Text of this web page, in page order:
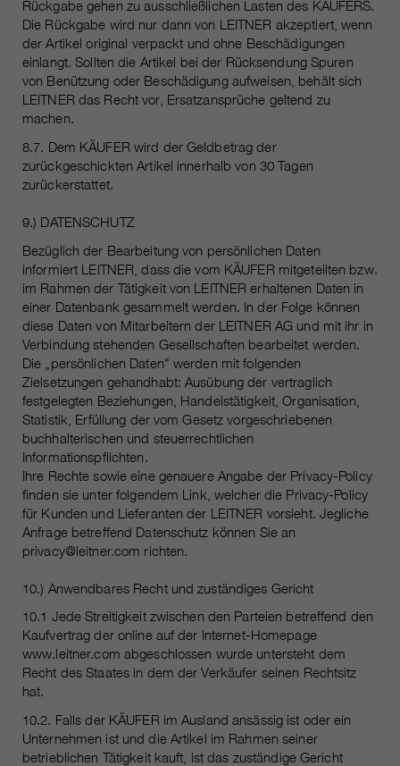
Rückgabe gehen zu ausschließlichen Lasten des KÄUFERS.
Die Rückgabe wird nur dann von LEITNER akzeptiert, wenn
der Artikel original verpackt und ohne Beschädigungen
einlangt. Sollten die Artikel bei der Rücksendung Spuren
von Benützung oder Beschädigung aufweisen, behält sich
LEITNER das Recht vor, Ersatzansprüche geltend zu
machen.
8.7. Dem KÄUFER wird der Geldbetrag der
zurückgeschickten Artikel innerhalb von 30 Tagen
zurückerstattet.
9.) DATENSCHUTZ
Bezüglich der Bearbeitung von persönlichen Daten
informiert LEITNER, dass die vom KÄUFER mitgeteilten bzw.
im Rahmen der Tätigkeit von LEITNER erhaltenen Daten in
einer Datenbank gesammelt werden. In der Folge können
diese Daten von Mitarbeitern der LEITNER AG und mit ihr in
Verbindung stehenden Gesellschaften bearbeitet werden.
Die „persönlichen Daten“ werden mit folgenden
Zielsetzungen gehandhabt: Ausübung der vertraglich
festgelegten Beziehungen, Handelstätigkeit, Organisation,
Statistik, Erfüllung der vom Gesetz vorgeschriebenen
buchhalterischen und steuerrechtlichen
Informationspflichten.
Ihre Rechte sowie eine genauere Angabe der Privacy-Policy
finden sie unter folgendem Link, welcher die Privacy-Policy
für Kunden und Lieferanten der LEITNER vorsieht. Jegliche
Anfrage betreffend Datenschutz können Sie an
privacy@leitner.com richten.
10.) Anwendbares Recht und zuständiges Gericht
10.1 Jede Streitigkeit zwischen den Parteien betreffend den
Kaufvertrag der online auf der Internet-Homepage
www.leitner.com abgeschlossen wurde untersteht dem
Recht des Staates in dem der Verkäufer seinen Rechtsitz
hat.
10.2. Falls der KÄUFER im Ausland ansässig ist oder ein
Unternehmen ist und die Artikel im Rahmen seiner
betrieblichen Tätigkeit kauft, ist das zuständige Gericht